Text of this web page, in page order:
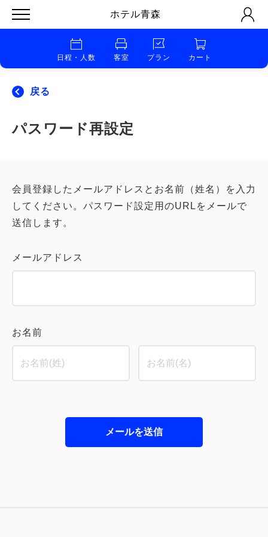
ホテル青森
日程・人数 客室 プラン カート
戻る
パスワード再設定
会員登録したメールアドレスとお名前（姓名）を入力
してください。パスワード設定用のURLをメールで
送信します。
メールアドレス
お名前
メールを送信